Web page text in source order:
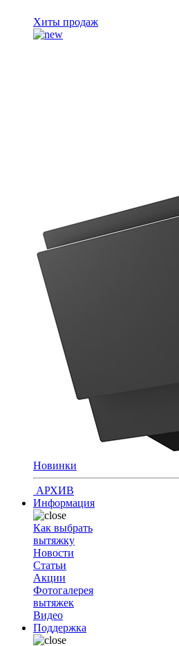
Хиты продаж
Новинки
АРХИВ
Информация
Как выбрать
вытяжку
Новости
Статьи
Акции
Фотогалерея
вытяжек
Видео
Поддержка